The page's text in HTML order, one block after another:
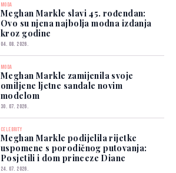
MODA
Meghan Markle slavi 45. rođendan:
Ovo su njena najbolja modna izdanja
kroz godine
04. 08. 2026.
MODA
Meghan Markle zamijenila svoje
omiljene ljetne sandale novim
modelom
30. 07. 2026.
CELEBRITY
Meghan Markle podijelila rijetke
uspomene s porodičnog putovanja:
Posjetili i dom princeze Diane
24. 07. 2026.